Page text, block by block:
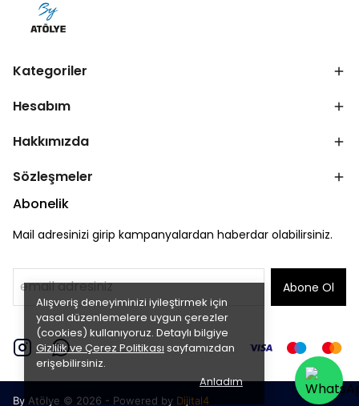
Alışveriş deneyiminizi iyileştirmek için
yasal düzenlemelere uygun çerezler
(cookies) kullanıyoruz. Detaylı bilgiye
Gizlilik ve Çerez Politikası sayfamızdan
erişebilirsiniz.
Anladım
Kategoriler
Hesabım
Hakkımızda
Sözleşmeler
Abonelik
Mail adresinizi girip kampanyalardan haberdar olabilirsiniz.
Abone Ol
By Atölye © 2026 - Powered by Dijital4